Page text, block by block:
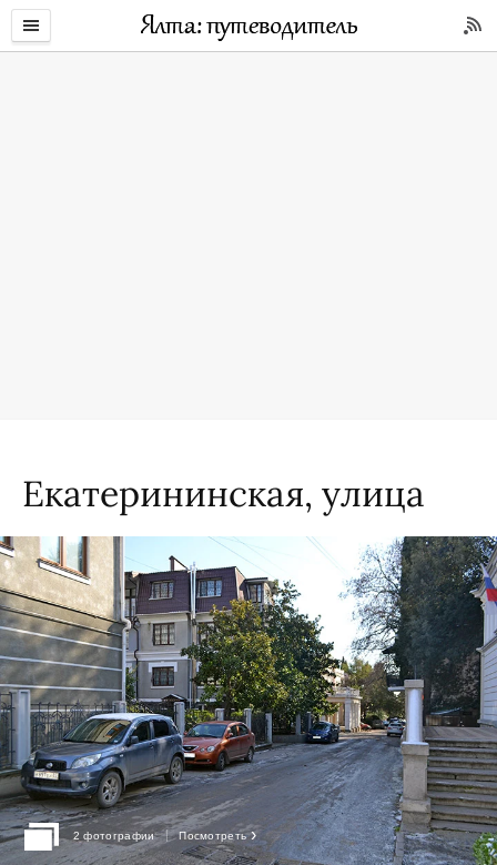
Екатерининская, улица
2 фотографии Посмотреть ›